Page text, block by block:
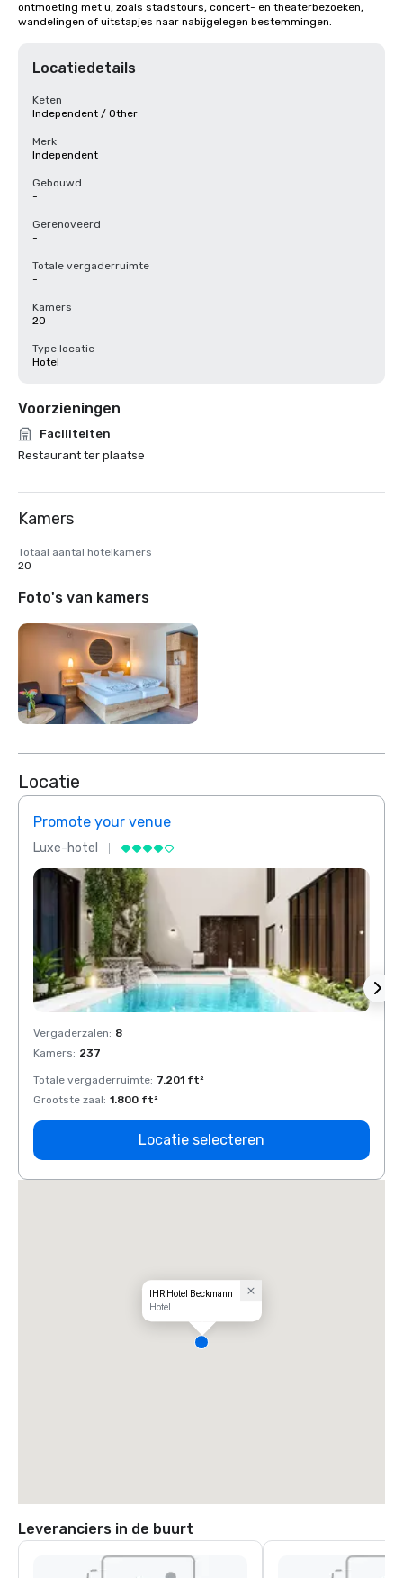
ontmoeting met u, zoals stadstours, concert- en theaterbezoeken,
wandelingen of uitstapjes naar nabijgelegen bestemmingen.
Locatiedetails
Keten
Independent / Other
Merk
Independent
Gebouwd
-
Gerenoveerd
-
Totale vergaderruimte
-
Kamers
20
Type locatie
Hotel
Voorzieningen
Faciliteiten
Restaurant ter plaatse
Kamers
Totaal aantal hotelkamers
20
Foto's van kamers
Locatie
Promote your venue
Luxe-hotel
Vergaderzalen: 8
Kamers: 237
Totale vergaderruimte: 7.201 ft²
Grootste zaal: 1.800 ft²
Locatie selecteren
IHR Hotel Beckmann
Hotel
Leveranciers in de buurt